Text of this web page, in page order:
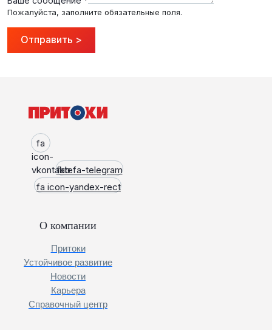
Пожалуйста, заполните обязательные поля.
Отправить >
fa
icon-
vkontaktefab fa-telegram
fa icon-yandex-rect
О компании
Притоки
Устойчивое развитие
Новости
Карьера
Справочный центр